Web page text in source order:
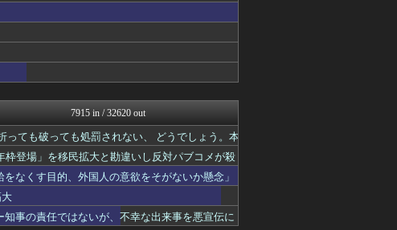
...
アルファルファモザイク＠ネ...
アルファルファモザイク＠ネ...
おーるじゃんる
日本第一！ニュース録
ガハろぐNewsヽ(･ω･...
まとめたニュース
反日愚国 恨寓瘻
理想ちゃんねる
NEWSまとめもりー｜2c...
大艦巨砲主義！
軍事・ミリタリー速報☆彡
7915 in / 32620 out
ても破っても処罰されない、 どうでしょう。本
枠登場」を移民拡大と勘違いし反対パブコメが殺
なくす目的、外国人の意欲をそがないか懸念」
事の責任ではないが、不幸な出来事を悪宣伝に